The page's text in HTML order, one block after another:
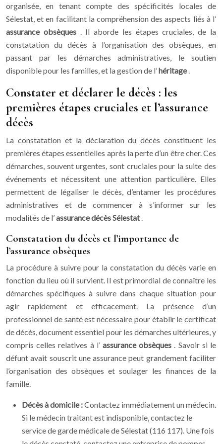
organisée, en tenant compte des spécificités locales de
Sélestat, et en facilitant la compréhension des aspects liés à l’
assurance obsèques . Il aborde les étapes cruciales, de la
constatation du décès à l’organisation des obsèques, en
passant par les démarches administratives, le soutien
disponible pour les familles, et la gestion de l’héritage.
Constater et déclarer le décès : les
premières étapes cruciales et l’assurance
décès
La constatation et la déclaration du décès constituent les
premières étapes essentielles après la perte d’un être cher. Ces
démarches, souvent urgentes, sont cruciales pour la suite des
événements et nécessitent une attention particulière. Elles
permettent de légaliser le décès, d’entamer les procédures
administratives et de commencer à s’informer sur les
modalités de l’assurance décès Sélestat.
Constatation du décès et l’importance de
l’assurance obsèques
La procédure à suivre pour la constatation du décès varie en
fonction du lieu où il survient. Il est primordial de connaître les
démarches spécifiques à suivre dans chaque situation pour
agir rapidement et efficacement. La présence d’un
professionnel de santé est nécessaire pour établir le certificat
de décès, document essentiel pour les démarches ultérieures, y
compris celles relatives à l’ assurance obsèques . Savoir si le
défunt avait souscrit une assurance peut grandement faciliter
l’organisation des obsèques et soulager les finances de la
famille.
Décès à domicile :Contactez immédiatement un médecin.
Si le médecin traitant est indisponible, contactez le
service de garde médicale de Sélestat (116 117). Une fois